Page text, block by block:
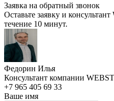
Заявка на обратный звонок
Оставьте заявку и
течение 10 минут.
Федорин Илья
Консультант компании
+7 965 405 69 33
Ваше имя